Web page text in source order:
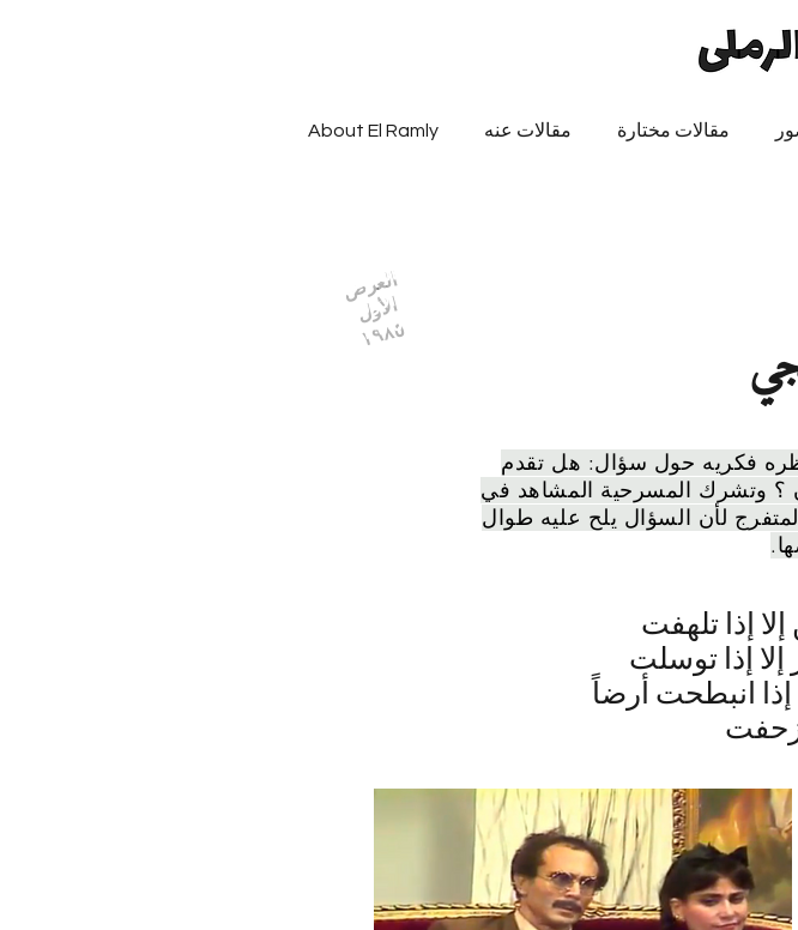
About El Ramly مقالات عنه مقالات مختارة
العرض
الأول
١٩٨٥
فكريه حول سؤال: هل تقدم
؟ وتشرك المسرحية المشاهد في
لأن السؤال يلح عليه طوال
إذا تلهفت
إذا توسلت
انبطحت أرضاً